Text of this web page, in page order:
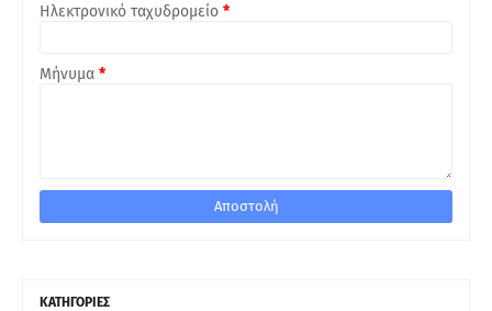
Ηλεκτρονικό ταχυδρομείο *
Μήνυμα *
ΚΑΤΗΓΟΡΙΕΣ